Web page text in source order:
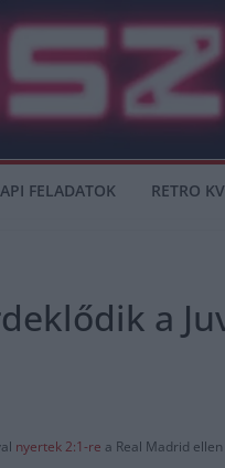
FELADATOK RETRO
a
nyertek 2:1-re a Real Madrid